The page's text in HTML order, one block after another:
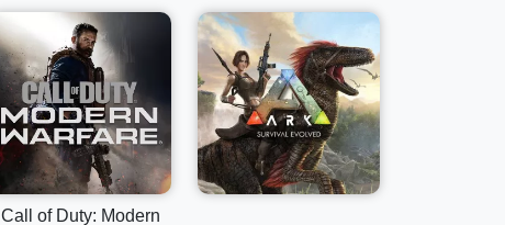
Call of Duty: Modern